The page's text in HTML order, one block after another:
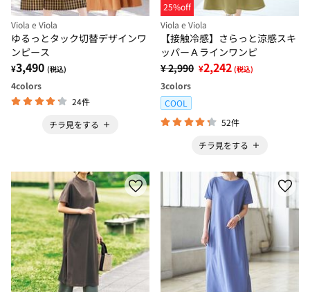
Viola e Viola
ゆるっとタック切替デザインワ
ンピース
¥3,490 (税込)
4colors
24件
チラ見をする
25%off
Viola e Viola
【接触冷感】さらっと涼感スキ
ッパーＡラインワンピ
¥ 2,990 ¥2,242 (税込)
3colors
COOL
52件
チラ見をする